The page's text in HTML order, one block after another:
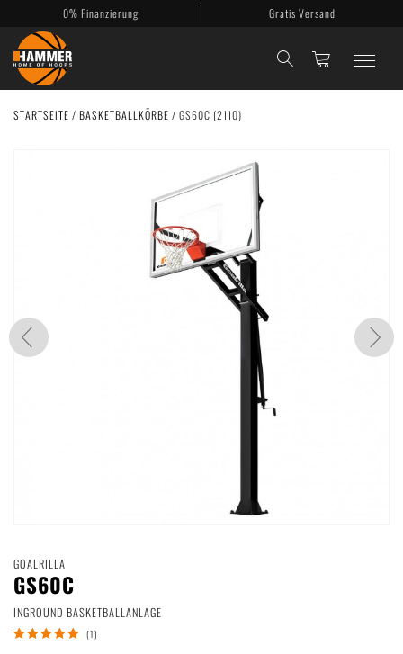
0% Finanzierung Gratis Versand
Basketballkörbe
Mobile Körbe
Basketballanlagen
Backboards
Zubehör
STARTSEITE / BASKETBALLKÖRBE / GS60C (2110)
GOALRILLA
GS60C
INGROUND BASKETBALLANLAGE
(1)